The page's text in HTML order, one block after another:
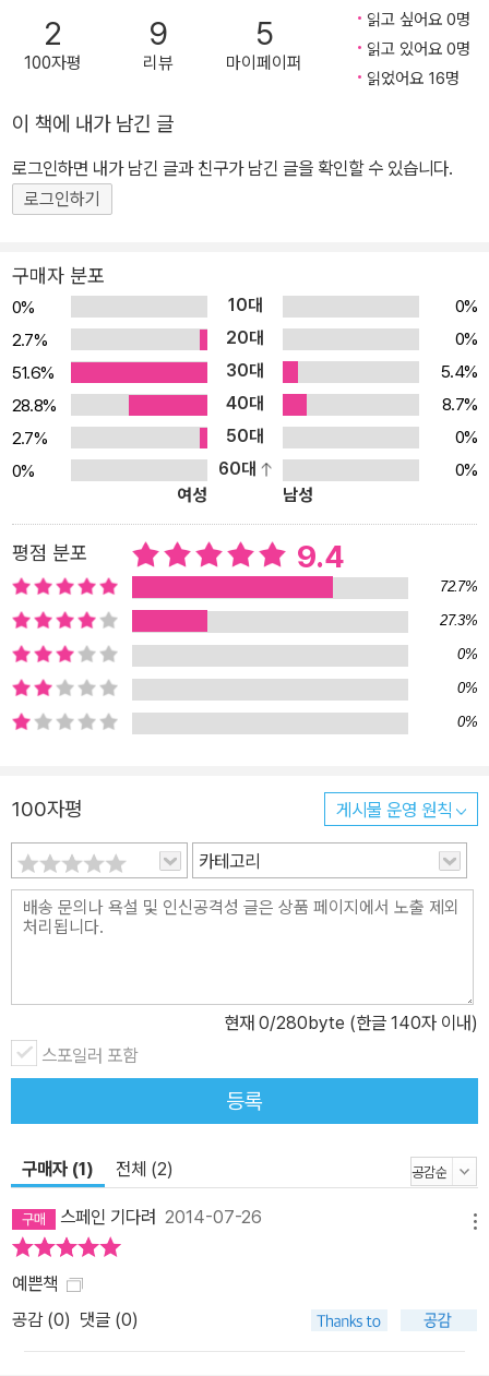
리말로 옮긴 책으로는 『이거 다 내 거야!』, 『휘파람 할아버지』, 『울타
리 너머 아프리카』, 『거울을 든 아이』 등이 있습니다. 스웨덴어로 옮
긴 책으로는 백희나 작가의 『Magiska godiskulor(알사탕)』 등의 그
2
100자평
9
리뷰
5
마이페이퍼
읽고 싶어요 0명
읽고 있어요 0명
읽었어요 16명
이 책에 내가 남긴 글
로그인하면 내가 남긴 글과 친구가 남긴 글을 확인할 수 있습니다.
로그인하기
구매자 분포
0% 10대
0%
2.7%
20대
0%
51.6%
30대
5.4%
28.8%
40대
8.7%
2.7%
50대
0%
0%
60대
0%
여성
남성
평점 분포 9.4
72.7%
27.3%
0%
0%
0%
100자평 게시물 운영 원칙
카테고리
현재 0/280byte (한글 140자 이내)
스포일러 포함
등록
구매자 (1) 전체 (2)
스페인 기다려 2014-07-26
예쁜책
공감 (0) 댓글 (0)